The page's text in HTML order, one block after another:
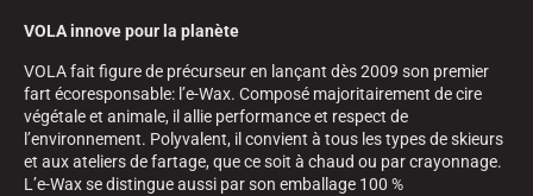
VOLA innove pour la planète
VOLA fait figure de précurseur en lançant dès 2009 son premier
fart écoresponsable: l’e-Wax. Composé majoritairement de cire
végétale et animale, il allie performance et respect de
l’environnement. Polyvalent, il convient à tous les types de skieurs
et aux ateliers de fartage, que ce soit à chaud ou par crayonnage.
L’e-Wax se distingue aussi par son emballage 100 %